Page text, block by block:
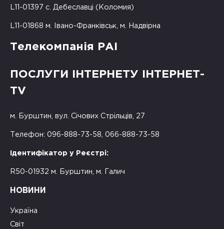
L11-01397 с. Дебеславці (Коломия)
L11-01868 м. Івано-Франківськ, м. Надвірна
Телекомпанія РАІ
ПОСЛУГИ ІНТЕРНЕТУ ІНТЕРНЕТ-
TV
м. Бурштин, вул. Січових Стрільців, 27
Телефон: 096-888-73-58, 066-888-73-58
Ідентифікатор у Реєстрі:
R50-01932 м. Бурштин, м. Галич
НОВИНИ
Україна
Світ